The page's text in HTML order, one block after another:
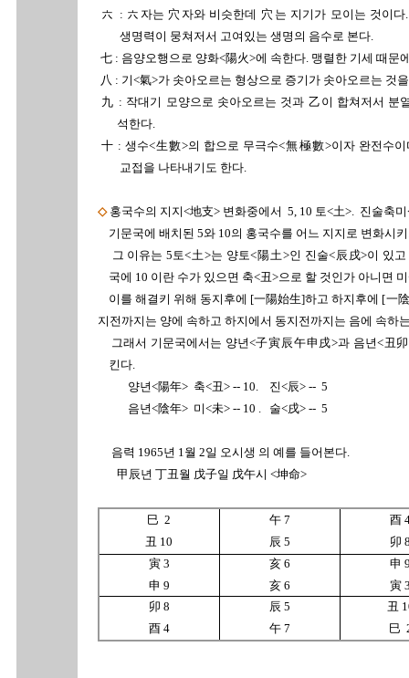
六 : 六자는 穴자와 비슷한데 穴는 지기가 모이는 것이
생명력이 뭉쳐저서 고여있는 생명의 음수로 본다.
七 : 음양오행으로 양화<陽火>에 속한다. 맹렬한 기세 때문
八 : 기<氣>가 솟아오르는 형상으로 증기가 솟아오르는 것
九 : 작대기 모양으로 솟아오르는 것과 乙이 합쳐저서 분
석한다.
十 : 생수<生數>의 합으로 무극수<無極數>이자 완전수
교접을 나타내기도 한다.
◇홍국수의 지지<地支> 변화중에서 5, 10 토<土>. 진술축미
기문국에 배치된 5와 10의 홍국수를 어느 지지로 변화시
그 이유는 5토<土>는 양토<陽土>인 진술<辰戌>이 있고
국에 10 이란 수가 있으면 축<丑>으로 할 것인가 아니면
이를 해결키 위해 동지후에 [一陽始生]하고 하지후에 [
지전까지는 양에 속하고 하지에서 동지전까지는 음에 속하
그래서 기문국에서는 양년<子寅辰午申戌>과 음년<丑
킨다.
양년<陽年> 축<丑> -- 10. 진<辰> -- 5
음년<陰年> 미<未> -- 10 . 술<戌> -- 5
음력 1965년 1월 2일 오시생 의 예를 들어본다.
甲辰년 丁丑월 戊子일 戊午시 <坤命>
巳 2
丑 10
午 7
辰 5
酉
卯
寅 3
申 9
亥 6
亥 6
申
寅
卯 8
酉 4
辰 5
午 7
丑
巳